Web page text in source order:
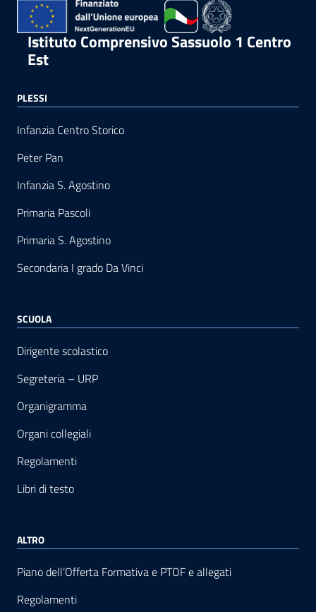
Istituto Comprensivo Sassuolo 1 Centro
Est
PLESSI
Infanzia Centro Storico
Peter Pan
Infanzia S. Agostino
Primaria Pascoli
Primaria S. Agostino
Secondaria I grado Da Vinci
SCUOLA
Dirigente scolastico
Segreteria – URP
Organigramma
Organi collegiali
Regolamenti
Libri di testo
ALTRO
Piano dell’Offerta Formativa e PTOF e allegati
Regolamenti